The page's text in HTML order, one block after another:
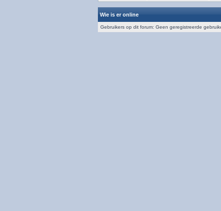
Wie is er online
Gebruikers op dit forum: Geen geregistreerde